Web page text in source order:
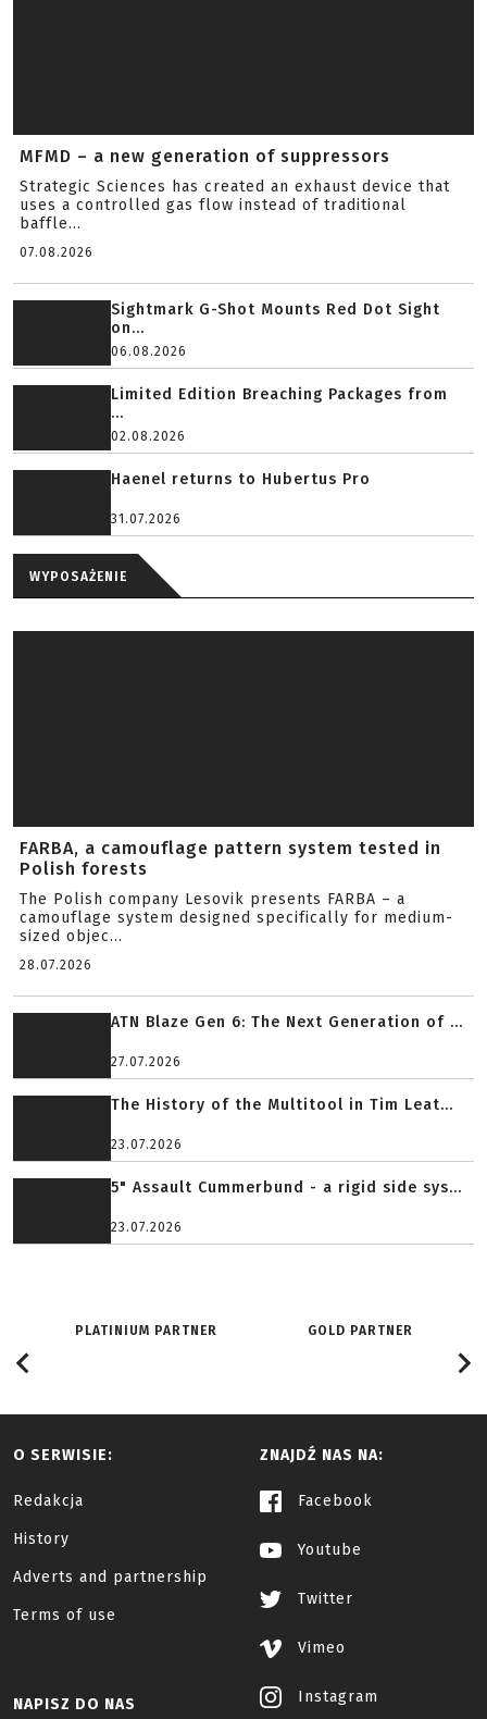
MFMD – a new generation of suppressors
Strategic Sciences has created an exhaust device that
uses a controlled gas flow instead of traditional
baffle...
07.08.2026
Sightmark G-Shot Mounts Red Dot Sight
on...
06.08.2026
Limited Edition Breaching Packages from
...
02.08.2026
Haenel returns to Hubertus Pro
31.07.2026
WYPOSAŻENIE
FARBA, a camouflage pattern system tested in
Polish forests
The Polish company Lesovik presents FARBA – a
camouflage system designed specifically for medium-
sized objec...
28.07.2026
ATN Blaze Gen 6: The Next Generation of ...
27.07.2026
The History of the Multitool in Tim Leat...
23.07.2026
5" Assault Cummerbund - a rigid side sys...
23.07.2026
PLATINIUM PARTNER GOLD PARTNER
O SERWISIE:
Redakcja
History
Adverts and partnership
Terms of use
ZNAJDŹ NAS NA:
Facebook
Youtube
Twitter
Vimeo
Instagram
NAPISZ DO NAS